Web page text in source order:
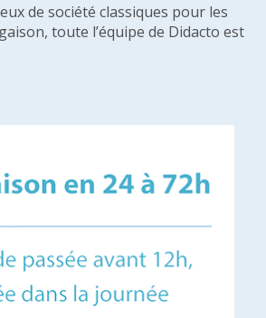
de société classiques pour les
toute l’équipe de Didacto est